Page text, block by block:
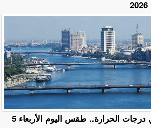
استمرار التراجع في درجات الحرارة.. طقس اليوم الأربعاء 5